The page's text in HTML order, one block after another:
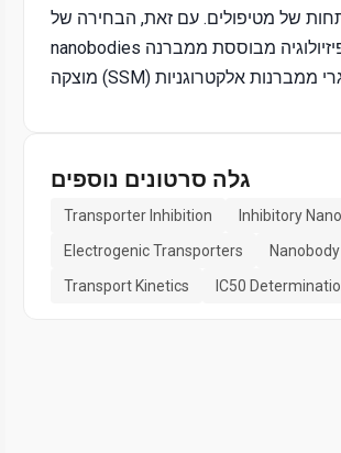
של מטיפולים. עם זאת, הבחירה של
nanobodies עם תכונות מעכבות יכול להיות מאתגר. כאן אנו מדגימים את השימוש באלקטרופיזיולוגיה מבוססת ממברנה
גלה סרטונים נוספים
Transporter Inhibition Inhibitory
Electrogenic Transporters
Transport Kinetics
IC50